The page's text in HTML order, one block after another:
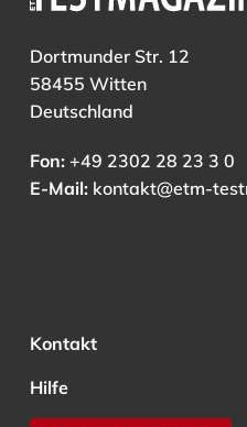
Dortmunder Str. 12
58455 Witten
Deutschland
Fon:+49 2302 28 23 3 0
E-Mail: kontakt@etm-
Kontakt
Hilfe